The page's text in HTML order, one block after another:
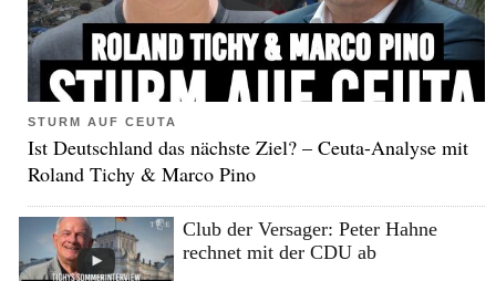
STURM AUF CEUTA
Ist Deutschland das nächste Ziel? – Ceuta-Analyse mit
Roland Tichy & Marco Pino
Club der Versager: Peter Hahne
rechnet mit der CDU ab